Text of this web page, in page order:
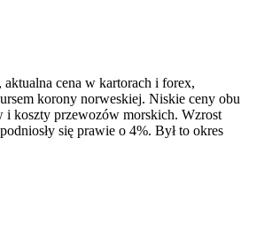
cena w kartorach i forex,
korony norweskiej. Niskie ceny obu
i koszty przewozów morskich. Wzrost
się prawie o 4%. Był to okres